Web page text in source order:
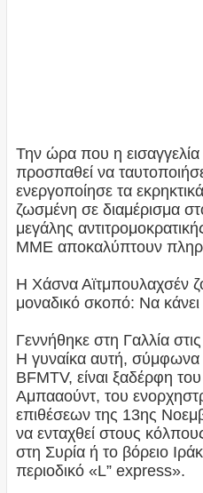
Την ώρα που η
προσπαθεί να
ενεργοποίησε τα
ζωσμένη σε διαμέρισμα
μεγάλης
ΜΜΕ αποκαλύπτουν
Η Χάσνα Αϊτμπουλαχσέν
μοναδικό σκοπό: Να κάνει
Γεννήθηκε στη Γαλλία
Η γυναίκα αυτή, σύμφωνα
BFMTV, είναι ξαδέρφη
Αμπααούντ, του
επιθέσεων της 13ης
να ενταχθεί στους
στη Συρία ή το βόρειο
περιοδικό «L” express».